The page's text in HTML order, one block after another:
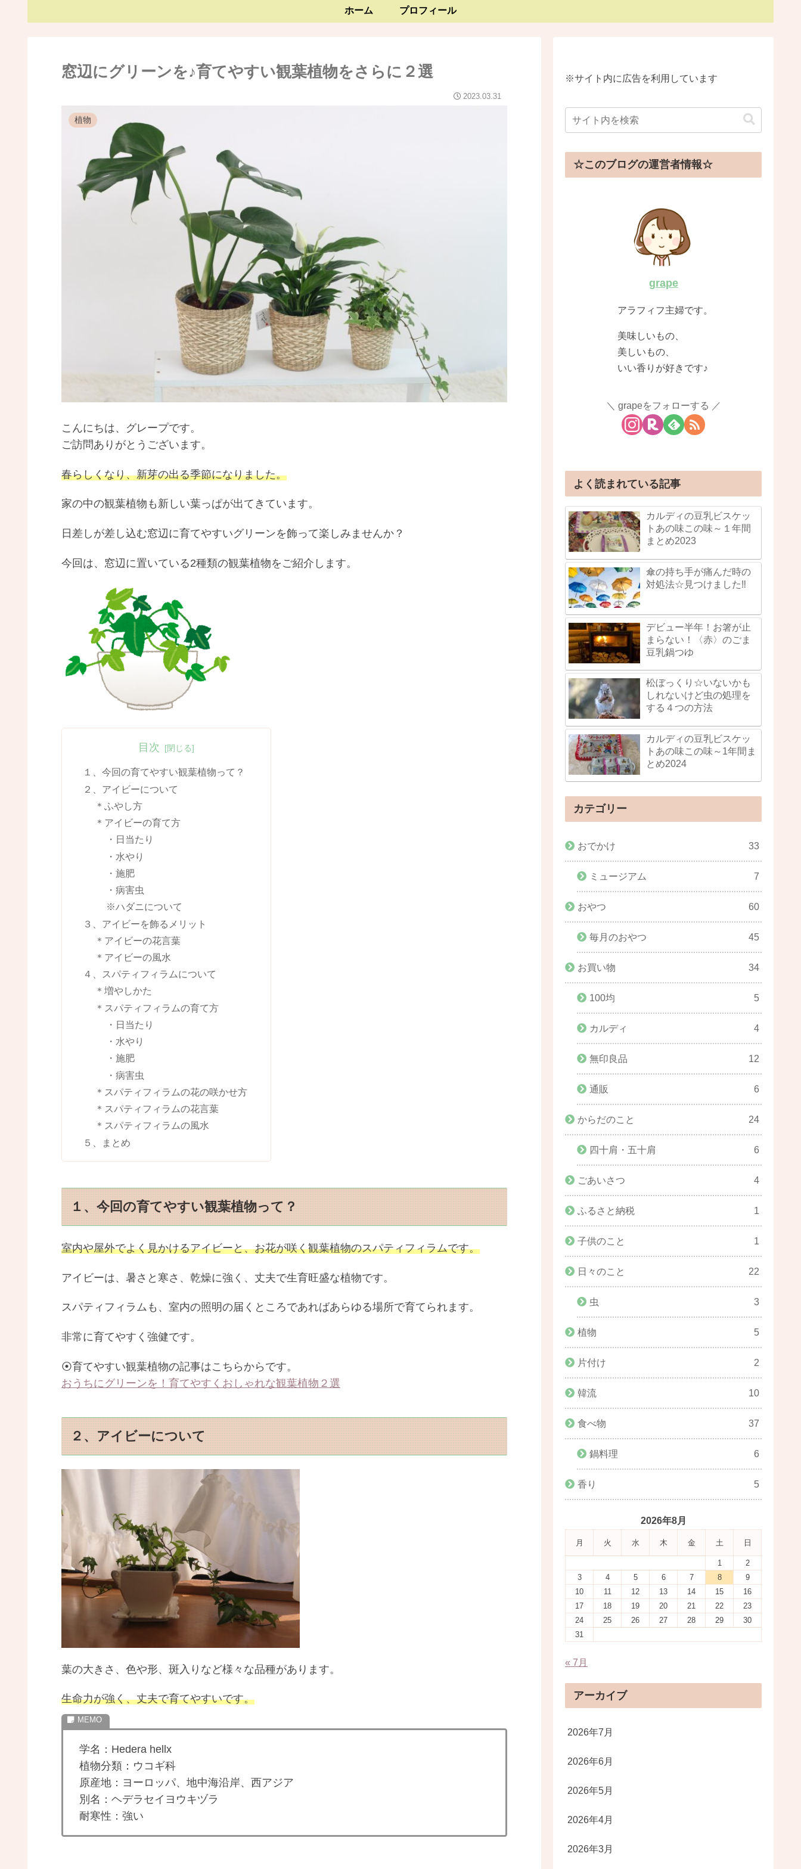
ホーム プロフィール
窓辺にグリーンを♪育てやすい観葉植物をさらに２選
2023.03.31
植物
こんにちは、グレープです。
ご訪問ありがとうございます。
春らしくなり、新芽の出る季節になりました。
家の中の観葉植物も新しい葉っぱが出てきています。
日差しが差し込む窓辺に育てやすいグリーンを飾って楽しみませんか？
今回は、窓辺に置いている2種類の観葉植物をご紹介します。
目次
１、今回の育てやすい観葉植物って？
２、アイビーについて
＊ふやし方
＊アイビーの育て方
・日当たり
・水やり
・施肥
・病害虫
※ハダニについて
３、アイビーを飾るメリット
＊アイビーの花言葉
＊アイビーの風水
４、スパティフィラムについて
＊増やしかた
＊スパティフィラムの育て方
・日当たり
・水やり
・施肥
・病害虫
＊スパティフィラムの花の咲かせ方
＊スパティフィラムの花言葉
＊スパティフィラムの風水
５、まとめ
１、今回の育てやすい観葉植物って？
室内や屋外でよく見かけるアイビーと、お花が咲く観葉植物のスパティフィラムです。
アイビーは、暑さと寒さ、乾燥に強く、丈夫で生育旺盛な植物です。
スパティフィラムも、室内の照明の届くところであればあらゆる場所で育てられます。
非常に育てやすく強健です。
⦿育てやすい観葉植物の記事はこちらからです。
おうちにグリーンを！育てやすくおしゃれな観葉植物２選
２、アイビーについて
葉の大きさ、色や形、斑入りなど様々な品種があります。
生命力が強く、丈夫で育てやすいです。
学名：Hedera hellx
植物分類：ウコギ科
原産地：ヨーロッパ、地中海沿岸、西アジア
別名：ヘデラセイヨウキヅラ
耐寒性：強い
※サイト内に広告を利用しています
☆このブログの運営者情報☆
grape
アラフィフ主婦です。
美味しいもの、
美しいもの、
いい香りが好きです♪
grapeをフォローする
よく読まれている記事
カルディの豆乳ビスケッ
トあの味この味～１年間
まとめ2023
傘の持ち手が痛んだ時の
対処法☆見つけました‼
デビュー半年！お箸が止
まらない！〈赤〉のごま
豆乳鍋つゆ
松ぼっくり☆いないかも
しれないけど虫の処理を
する４つの方法
カルディの豆乳ビスケッ
トあの味この味～1年間ま
とめ2024
カテゴリー
おでかけ 33
ミュージアム 7
おやつ 60
毎月のおやつ 45
お買い物 34
100均 5
カルディ 4
無印良品 12
通販 6
からだのこと 24
四十肩・五十肩 6
ごあいさつ 4
ふるさと納税 1
子供のこと 1
日々のこと 22
虫 3
植物 5
片付け 2
韓流 10
食べ物 37
鍋料理 6
香り 5
2026年8月
月 火 水 木 金 土 日
1
2
3
4 5 6 7 8
9
10
11 12 13 14 15
16
17
18 19 20 21 22
23
24
25 26 27 28 29
30
31
« 7月
アーカイブ
2026年7月
2026年6月
2026年5月
2026年4月
2026年3月